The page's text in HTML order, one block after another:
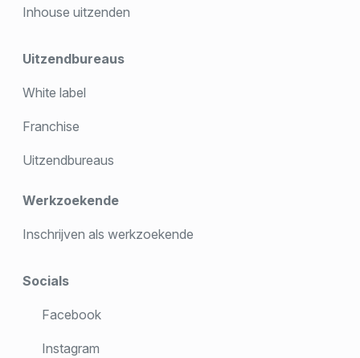
Inhouse uitzenden
Uitzendbureaus
White label
Franchise
Uitzendbureaus
Werkzoekende
Inschrijven als werkzoekende
Socials
Facebook
Instagram